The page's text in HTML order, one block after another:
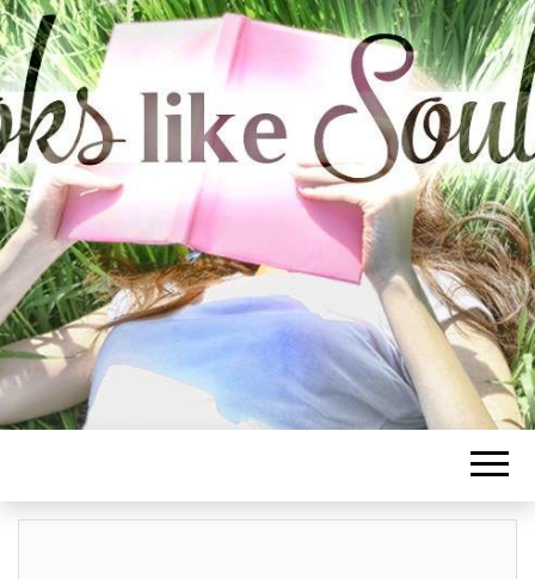
BOOKS LIKE
SOULMATE